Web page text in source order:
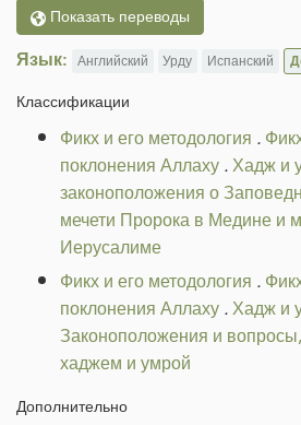
Показать переводы
Язык: Английский Урду Испанский
Классификации
Фикх и его методология .
поклонения Аллаху.Хадж и
законоположения о
мечети Пророка в Медине и
Иерусалиме
Фикх и его методология .
поклонения Аллаху.Хадж и
Законоположения и
хаджем и умрой
Дополнительно